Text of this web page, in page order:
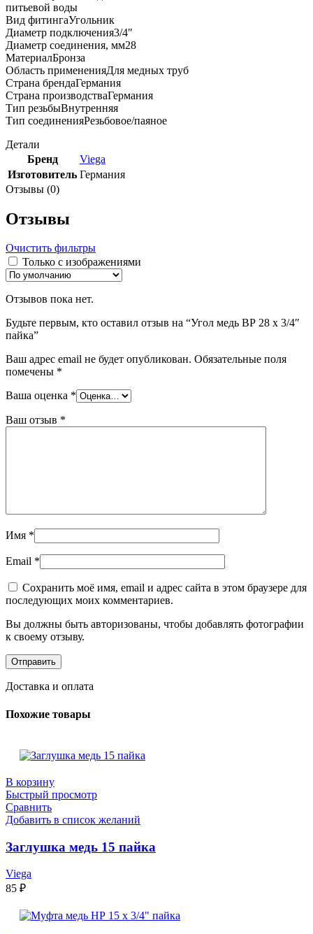
питьевой воды
Вид фитингаУгольник
Диаметр подключения3/4″
Диаметр соединения, мм28
МатериалБронза
Область примененияДля медных труб
Страна брендаГермания
Страна производстваГермания
Тип резьбыВнутренняя
Тип соединенияРезьбовое/паяное
Детали
Бренд
Viega
Изготовитель Германия
Отзывы (0)
Отзывы
Очистить фильтры
Только с изображениями
Отзывов пока нет.
Будьте первым, кто оставил отзыв на “Угол медь ВР 28 х 3/4″
пайка”
Ваш адрес email не будет опубликован. Обязательные поля
помечены *
Ваша оценка *
Ваш отзыв *
Имя *
Email *
Сохранить моё имя, email и адрес сайта в этом браузере для
последующих моих комментариев.
Вы должны быть авторизованы, чтобы добавлять фотографии
к своему отзыву.
Доставка и оплата
Похожие товары
В корзину
Быстрый просмотр
Сравнить
Добавить в список желаний
Заглушка медь 15 пайка
Viega
85 ₽